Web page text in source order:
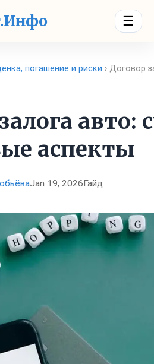
☰
погашение и риски › Договор
авто:
аспекты
Jan 19, 2026Гайд